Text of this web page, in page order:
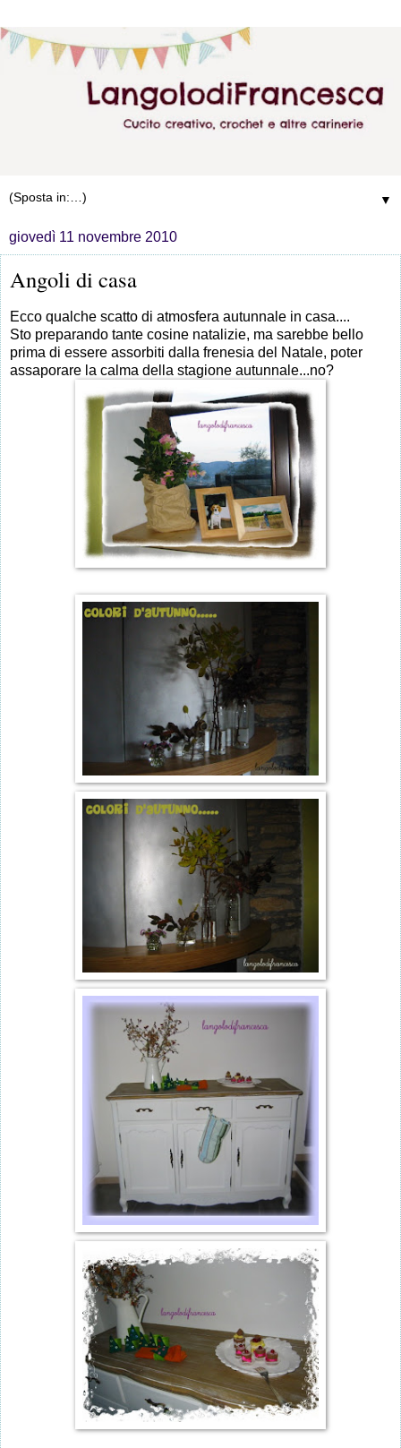
▼
giovedì 11 novembre 2010
Angoli di casa
Ecco qualche scatto di atmosfera autunnale in casa....
Sto preparando tante cosine natalizie, ma sarebbe bello
prima di essere assorbiti dalla frenesia del Natale, poter
assaporare la calma della stagione autunnale...no?